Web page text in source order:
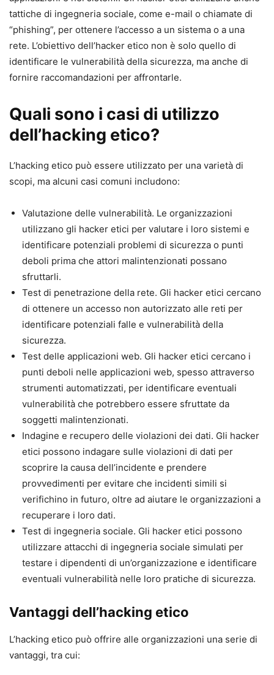
tattiche di ingegneria sociale, come e-mail o chiamate di
“phishing”, per ottenere l’accesso a un sistema o a una
rete. L’obiettivo dell’hacker etico non è solo quello di
identificare le vulnerabilità della sicurezza, ma anche di
fornire raccomandazioni per affrontarle.
Quali sono i casi di utilizzo
dell’hacking etico?
L’hacking etico può essere utilizzato per una varietà di
scopi, ma alcuni casi comuni includono:
Valutazione delle vulnerabilità. Le organizzazioni
utilizzano gli hacker etici per valutare i loro sistemi e
identificare potenziali problemi di sicurezza o punti
deboli prima che attori malintenzionati possano
sfruttarli.
Test di penetrazione della rete. Gli hacker etici cercano
di ottenere un accesso non autorizzato alle reti per
identificare potenziali falle e vulnerabilità della
sicurezza.
Test delle applicazioni web. Gli hacker etici cercano i
punti deboli nelle applicazioni web, spesso attraverso
strumenti automatizzati, per identificare eventuali
vulnerabilità che potrebbero essere sfruttate da
soggetti malintenzionati.
Indagine e recupero delle violazioni dei dati. Gli hacker
etici possono indagare sulle violazioni di dati per
scoprire la causa dell’incidente e prendere
provvedimenti per evitare che incidenti simili si
verifichino in futuro, oltre ad aiutare le organizzazioni a
recuperare i loro dati.
Test di ingegneria sociale. Gli hacker etici possono
utilizzare attacchi di ingegneria sociale simulati per
testare i dipendenti di un’organizzazione e identificare
eventuali vulnerabilità nelle loro pratiche di sicurezza.
Vantaggi dell’hacking etico
L’hacking etico può offrire alle organizzazioni una serie di
vantaggi, tra cui: